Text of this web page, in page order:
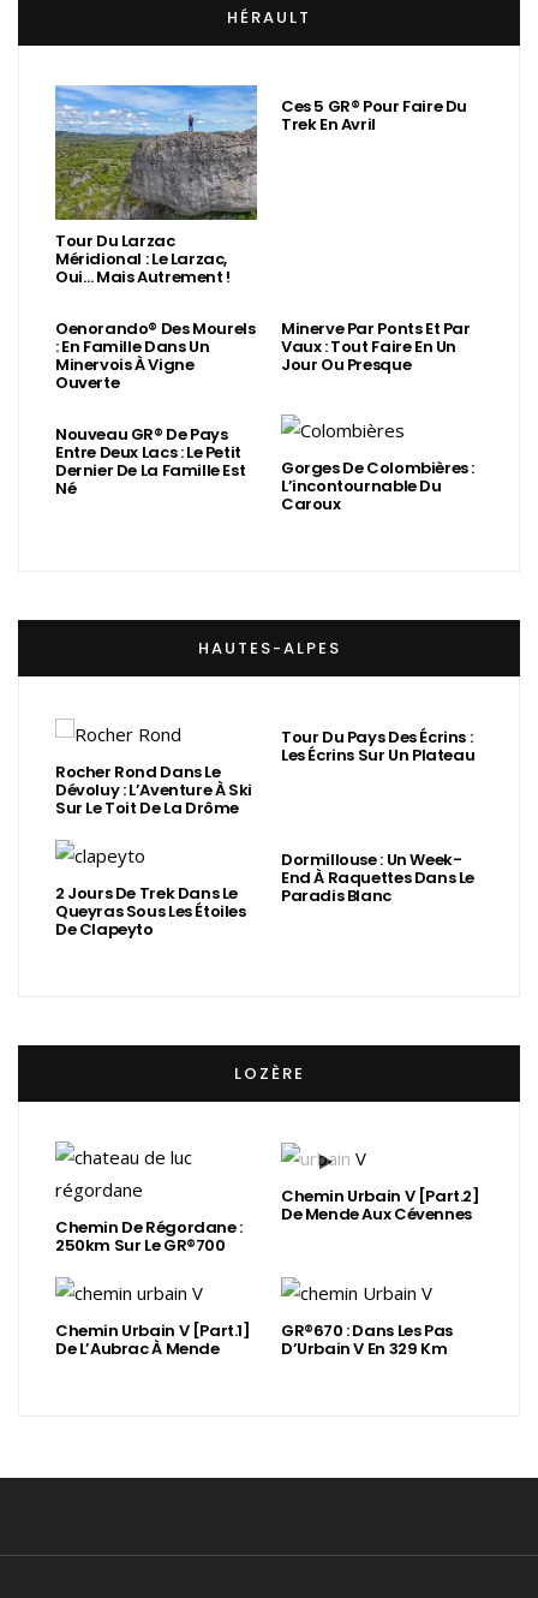
HÉRAULT
Tour Du Larzac
Méridional : Le Larzac,
Oui… Mais Autrement !
Ces 5 GR® Pour Faire Du
Trek En Avril
Oenorando® Des Mourels
: En Famille Dans Un
Minervois À Vigne
Ouverte
Minerve Par Ponts Et Par
Vaux : Tout Faire En Un
Jour Ou Presque
Nouveau GR® De Pays
Entre Deux Lacs : Le Petit
Dernier De La Famille Est
Né
Gorges De Colombières :
L’incontournable Du
Caroux
HAUTES-ALPES
Rocher Rond Dans Le
Dévoluy : L’Aventure À Ski
Sur Le Toit De La Drôme
Tour Du Pays Des Écrins :
Les Écrins Sur Un Plateau
2 Jours De Trek Dans Le
Queyras Sous Les Étoiles
De Clapeyto
Dormillouse : Un Week-
End À Raquettes Dans Le
Paradis Blanc
LOZÈRE
Chemin De Régordane :
250km Sur Le GR®700
Chemin Urbain V [Part.2]
De Mende Aux Cévennes
Chemin Urbain V [Part.1]
De L’Aubrac À Mende
GR®670 : Dans Les Pas
D’Urbain V En 329 Km